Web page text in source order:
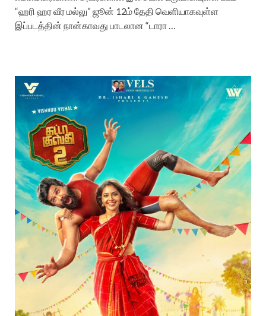
“ஹரி ஹர வீர மல்லு” ஜூன் 12ம் தேதி வெளியாகவுள்ள
இப்படத்தின் நான்காவது பாடலான “டாரா …